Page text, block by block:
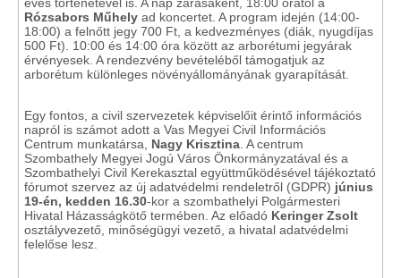
Rózsabors Műhely ad koncertet. A program idején (14:00-
18:00) a felnőtt jegy 700 Ft, a kedvezményes (diák, nyugdíjas
500 Ft). 10:00 és 14:00 óra között az arborétumi jegyárak
érvényesek. A rendezvény bevételéből támogatjuk az
arborétum különleges növényállományának gyarapítását.
Egy fontos, a civil szervezetek képviselőit érintő információs
napról is számot adott a Vas Megyei Civil Információs
Centrum munkatársa, Nagy Krisztina . A centrum
Szombathely Megyei Jogú Város Önkormányzatával és a
Szombathelyi Civil Kerekasztal együttműködésével tájékoztató
fórumot szervez az új adatvédelmi rendeletről (GDPR) június
19-én, kedden 16.30-kor a szombathelyi Polgármesteri
Hivatal Házasságkötő termében. Az előadó Keringer Zsolt
osztályvezető, minőségügyi vezető, a hivatal adatvédelmi
felelőse lesz.